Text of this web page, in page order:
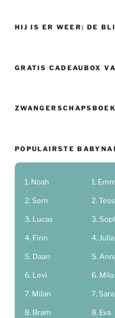
HIJ IS ER WEER: DE
GRATIS CADEAUBOX
POPULAIRSTE
Noah
Sem
Lucas
Finn
Daan
Levi
Milan
Bram
Tess
Julia
Mila
Sara
Eva